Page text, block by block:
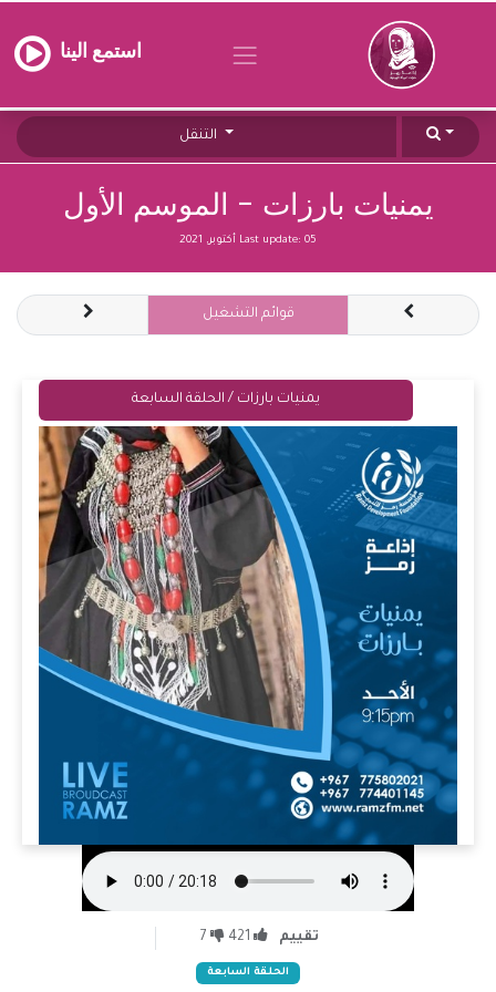
استمع الينا
يمنيات بارزات - الموسم الأول
Last update: 05 أكتوبر, 2021
قوائم التشغيل
يمنيات بارزات / الحلقة السابعة
تقييم 421
7
الحلقة السابعة